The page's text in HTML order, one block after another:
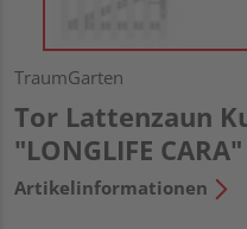
TraumGarten
Tor Lattenzaun
"LONGLIFE CARA"
Artikelinformationen